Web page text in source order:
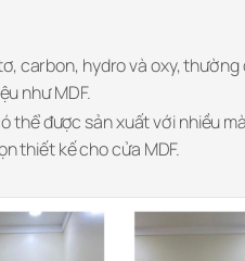
carbon, hydro và oxy, thường
như MDF.
thể được sản xuất với nhiều
thiết kế cho cửa MDF.